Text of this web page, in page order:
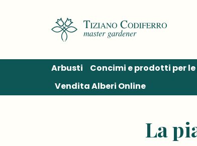
Arbusti Concimi e prodotti per
Vendita Alberi Online
La